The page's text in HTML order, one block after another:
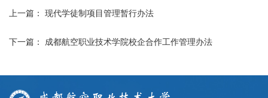
上一篇： 现代学徒制项目管理暂行办法
下一篇： 成都航空职业技术学院校企合作工作管理办法